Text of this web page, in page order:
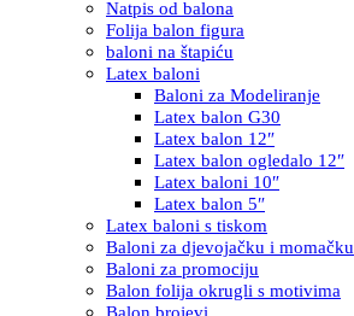
Natpis od balona
Folija balon figura
baloni na štapiću
Latex baloni
Baloni za Modeliranje
Latex balon G30
Latex balon 12″
Latex balon ogledalo 12″
Latex baloni 10″
Latex balon 5″
Latex baloni s tiskom
Baloni za djevojačku i momačku
Baloni za promociju
Balon folija okrugli s motivima
Balon brojevi